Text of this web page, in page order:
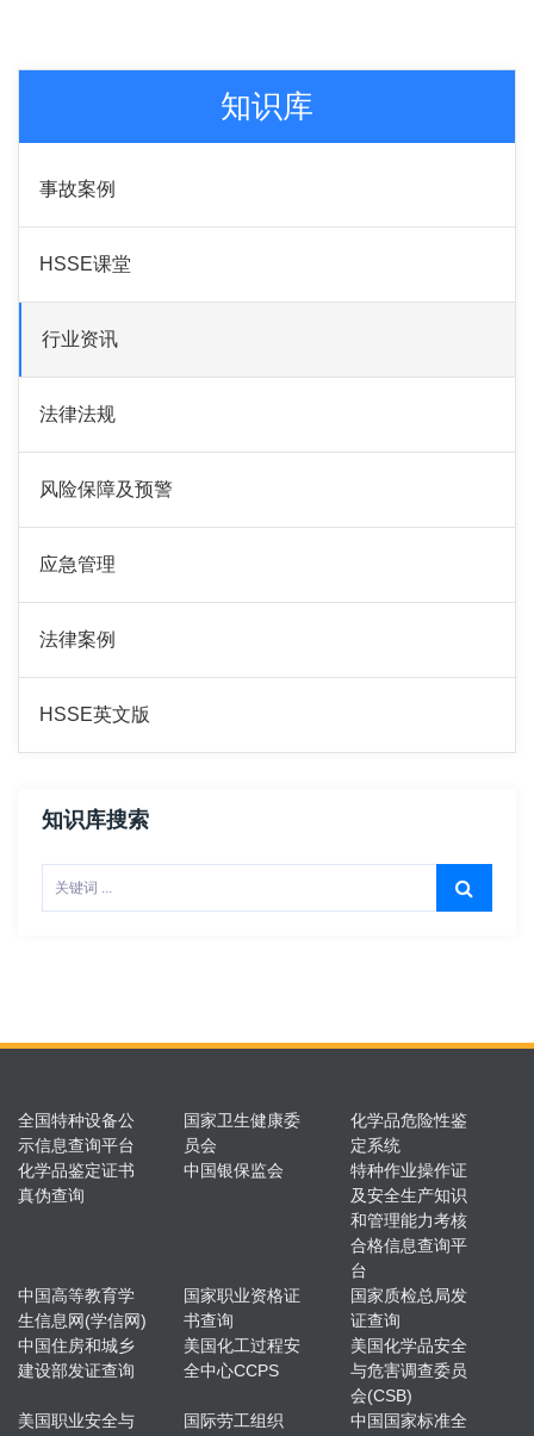
知识库
事故案例
HSSE课堂
行业资讯
法律法规
风险保障及预警
应急管理
法律案例
HSSE英文版
知识库搜索
全国特种设备公
示信息查询平台
国家卫生健康委
员会
化学品危险性鉴
定系统
化学品鉴定证书
真伪查询
中国银保监会
特种作业操作证
及安全生产知识
和管理能力考核
合格信息查询平
台
中国高等教育学
生信息网(学信网)
国家职业资格证
书查询
国家质检总局发
证查询
中国住房和城乡
建设部发证查询
美国化工过程安
全中心CCPS
美国化学品安全
与危害调查委员
会(CSB)
美国职业安全与
国际劳工组织 中国国家标准全